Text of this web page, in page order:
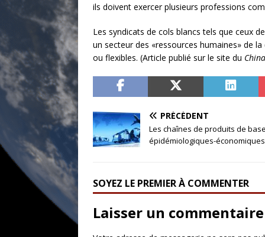
ils doivent exercer plusieurs professions
Les syndicats de cols blancs tels que ceux
un secteur des «ressources humaines» de
ou flexibles. (Article publié sur le site du
PRÉCÉDENT
Les chaînes de produits de
épidémiologiques-économiques
SOYEZ LE PREMIER À COMMENTER
Laisser un commentaire